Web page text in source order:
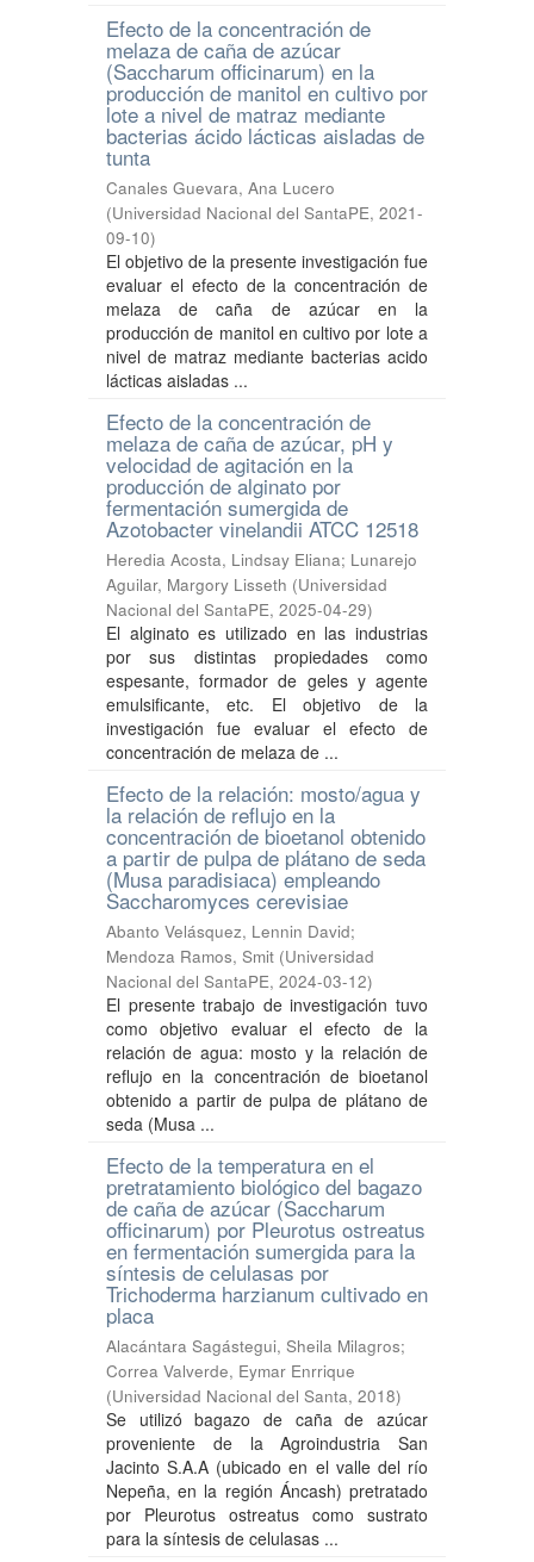
Efecto de la concentración de
melaza de caña de azúcar
(Saccharum officinarum) en la
producción de manitol en cultivo por
lote a nivel de matraz mediante
bacterias ácido lácticas aisladas de
tunta
Canales Guevara, Ana Lucero
(Universidad Nacional del SantaPE, 2021-
09-10)
El objetivo de la presente investigación fue
evaluar el efecto de la concentración de
melaza de caña de azúcar en la
producción de manitol en cultivo por lote a
nivel de matraz mediante bacterias acido
lácticas aisladas ...
Efecto de la concentración de
melaza de caña de azúcar, pH y
velocidad de agitación en la
producción de alginato por
fermentación sumergida de
Azotobacter vinelandii ATCC 12518
Heredia Acosta, Lindsay Eliana; Lunarejo
Aguilar, Margory Lisseth (Universidad
Nacional del SantaPE, 2025-04-29)
El alginato es utilizado en las industrias
por sus distintas propiedades como
espesante, formador de geles y agente
emulsificante, etc. El objetivo de la
investigación fue evaluar el efecto de
concentración de melaza de ...
Efecto de la relación: mosto/agua y
la relación de reflujo en la
concentración de bioetanol obtenido
a partir de pulpa de plátano de seda
(Musa paradisiaca) empleando
Saccharomyces cerevisiae
Abanto Velásquez, Lennin David;
Mendoza Ramos, Smit (Universidad
Nacional del SantaPE, 2024-03-12)
El presente trabajo de investigación tuvo
como objetivo evaluar el efecto de la
relación de agua: mosto y la relación de
reflujo en la concentración de bioetanol
obtenido a partir de pulpa de plátano de
seda (Musa ...
Efecto de la temperatura en el
pretratamiento biológico del bagazo
de caña de azúcar (Saccharum
officinarum) por Pleurotus ostreatus
en fermentación sumergida para la
síntesis de celulasas por
Trichoderma harzianum cultivado en
placa
Alacántara Sagástegui, Sheila Milagros;
Correa Valverde, Eymar Enrrique
(Universidad Nacional del Santa, 2018)
Se utilizó bagazo de caña de azúcar
proveniente de la Agroindustria San
Jacinto S.A.A (ubicado en el valle del río
Nepeña, en la región Áncash) pretratado
por Pleurotus ostreatus como sustrato
para la síntesis de celulasas ...